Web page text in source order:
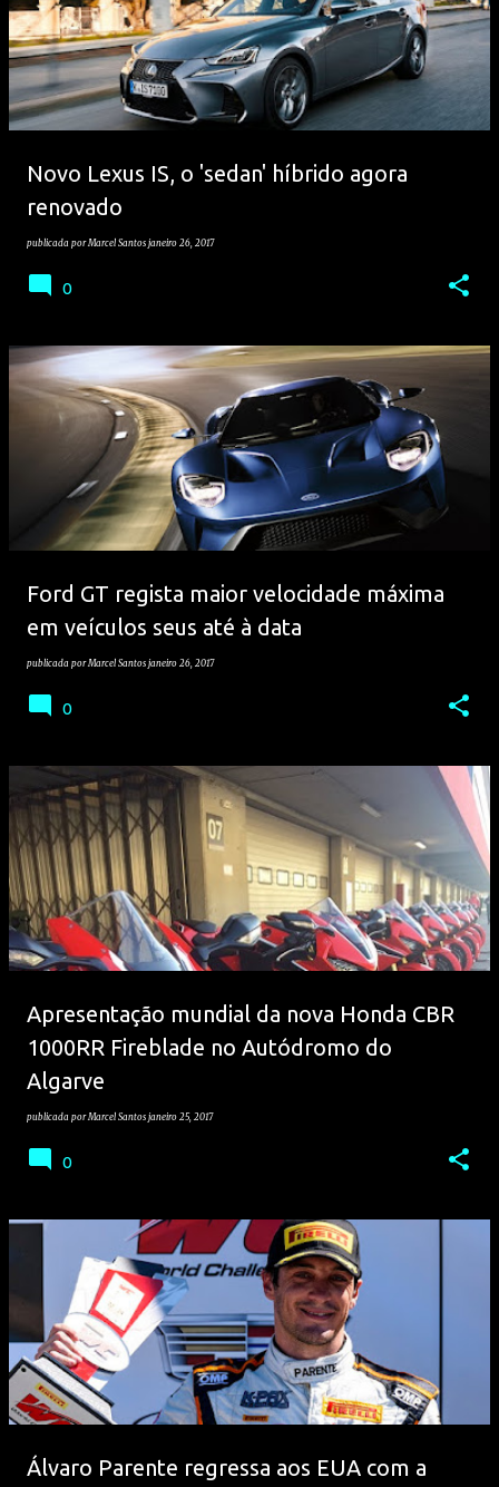
Novo Lexus IS, o 'sedan' híbrido agora
renovado
publicada porMarcel Santos janeiro 26, 2017
0
Ford GT regista maior velocidade máxima
em veículos seus até à data
publicada porMarcel Santos janeiro 26, 2017
0
Apresentação mundial da nova Honda CBR
1000RR Fireblade no Autódromo do
Algarve
publicada porMarcel Santos janeiro 25, 2017
0
Álvaro Parente regressa aos EUA com a